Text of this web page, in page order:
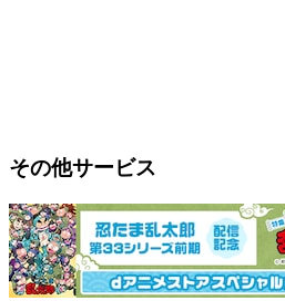
その他サービス